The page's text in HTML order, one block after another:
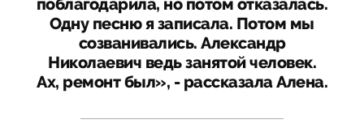
поблагодарила, но потом отказалась.
Одну песню я записала. Потом мы
созванивались. Александр
Николаевич ведь занятой человек.
Ах, ремонт был», - рассказала Алена.